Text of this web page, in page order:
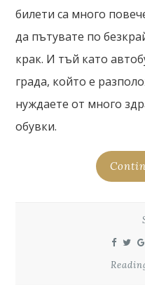
билети са много
да пътувате по
крак. И тъй като
града, който е
нуждаете от много
обувки.